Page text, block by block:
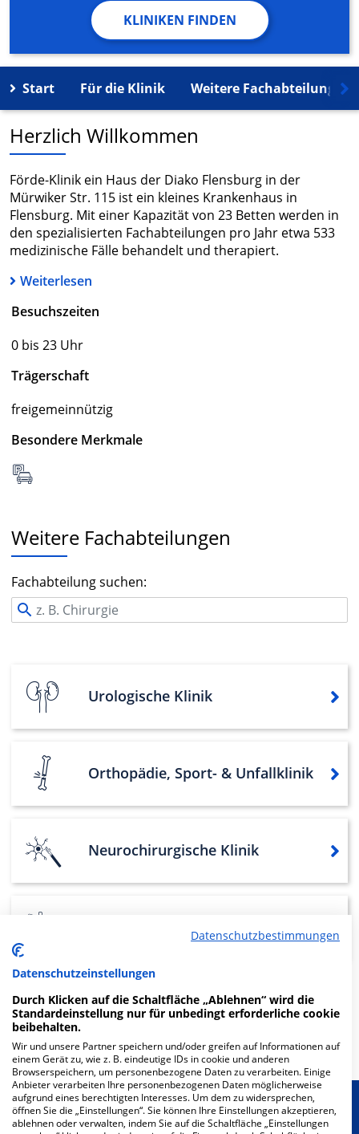
KLINIKEN FINDEN
Start Für die Klinik Weitere Fachabteilungen
Herzlich Willkommen
Förde-Klinik ein Haus der Diako Flensburg in der
Mürwiker Str. 115 ist ein kleines Krankenhaus in
Flensburg. Mit einer Kapazität von 23 Betten werden in
den spezialisierten Fachabteilungen pro Jahr etwa 533
medizinische Fälle behandelt und therapiert.
Weiterlesen
Besuchszeiten
0 bis 23 Uhr
Trägerschaft
freigemeinnützig
Besondere Merkmale
Weitere Fachabteilungen
Fachabteilung suchen:
Urologische Klinik
Orthopädie, Sport- & Unfallklinik
Neurochirurgische Klinik
Gefäßchirurgische Klinik
WeitereFachabteilungen 1
Mehr Informationen
Besondere Merkmale
Datenschutzbestimmungen
Datenschutzeinstellungen
Durch Klicken auf die Schaltfläche „Ablehnen“ wird die
Standardeinstellung nur für unbedingt erforderliche cookie
beibehalten.
Wir und unsere Partner speichern und/oder greifen auf Informationen auf
einem Gerät zu, wie z. B. eindeutige IDs in cookie und anderen
Browserspeichern, um personenbezogene Daten zu verarbeiten. Einige
Anbieter verarbeiten Ihre personenbezogenen Daten möglicherweise
aufgrund eines berechtigten Interesses. Um dem zu widersprechen,
öffnen Sie die „Einstellungen“. Sie können Ihre Einstellungen akzeptieren,
ablehnen oder verwalten, indem Sie auf die Schaltfläche „Einstellungen